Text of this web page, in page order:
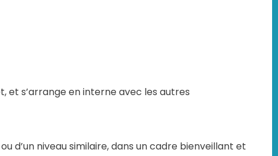
et s’arrange en interne avec les autres
d’un niveau similaire, dans un cadre bienveillant et